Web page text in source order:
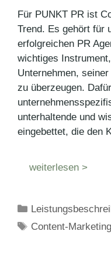
Für PUNKT PR ist
Trend. Es gehört für
erfolgreichen PR
wichtiges
Unternehmen,
zu überzeugen.
unterhaltende und
eingebettet, die den
weiterlesen >
Kategorien
Schlagwörter
Content-Marketing